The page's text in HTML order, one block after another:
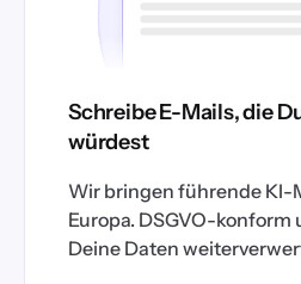
Schreibe E-Mails, die
würdest
Wir bringen führende KI-
Europa. DSGVO-konform
Deine Daten